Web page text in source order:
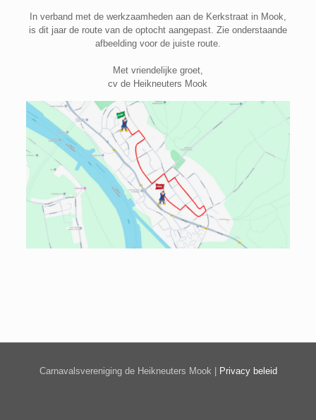
In verband met de werkzaamheden aan de Kerkstraat in Mook,
is dit jaar de route van de optocht aangepast. Zie onderstaande
afbeelding voor de juiste route.
Met vriendelijke groet,
cv de Heikneuters Mook
Carnavalsvereniging de Heikneuters Mook | Privacy beleid